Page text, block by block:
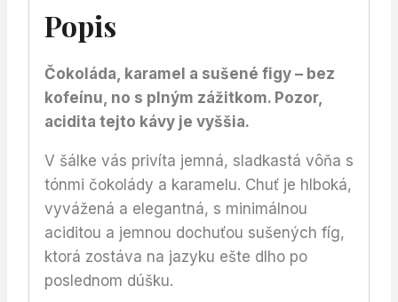
Popis
Čokoláda, karamel a sušené figy – bez
kofeínu, no s plným zážitkom. Pozor,
acidita tejto kávy je vyššia.
V šálke vás privíta jemná, sladkastá vôňa s
tónmi čokolády a karamelu. Chuť je hlboká,
vyvážená a elegantná, s minimálnou
aciditou a jemnou dochuťou sušených fíg,
ktorá zostáva na jazyku ešte dlho po
poslednom dúšku.